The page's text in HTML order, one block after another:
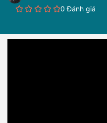
0 Đánh giá